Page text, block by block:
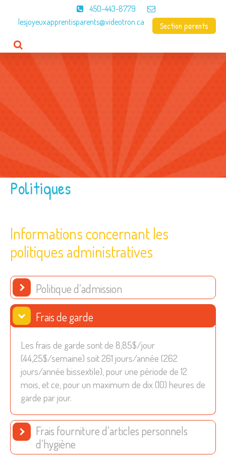
450-443-8779
lesjoyeuxapprentisparents@videotron.ca
Section parents
Politiques
Informations concernant les
politiques administratives
Politique d’admission
Frais de garde
Les frais de garde sont de 8,85$/jour
(44,25$/semaine) soit 261 jours/année (262
jours/année bissextile), pour une période de 12
mois, et ce, pour un maximum de dix (10) heures de
garde par jour.
Frais fourniture d’articles personnels
d’hygiène